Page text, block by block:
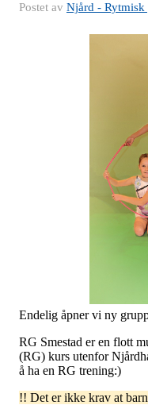
Postet av Njård - Rytmisk
Endelig åpner vi ny
RG Smestad er en flott
(RG) kurs utenfor
å ha en RG trening:)
!! Det er ikke krav at